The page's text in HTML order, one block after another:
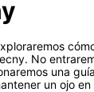
No
una
un ojo